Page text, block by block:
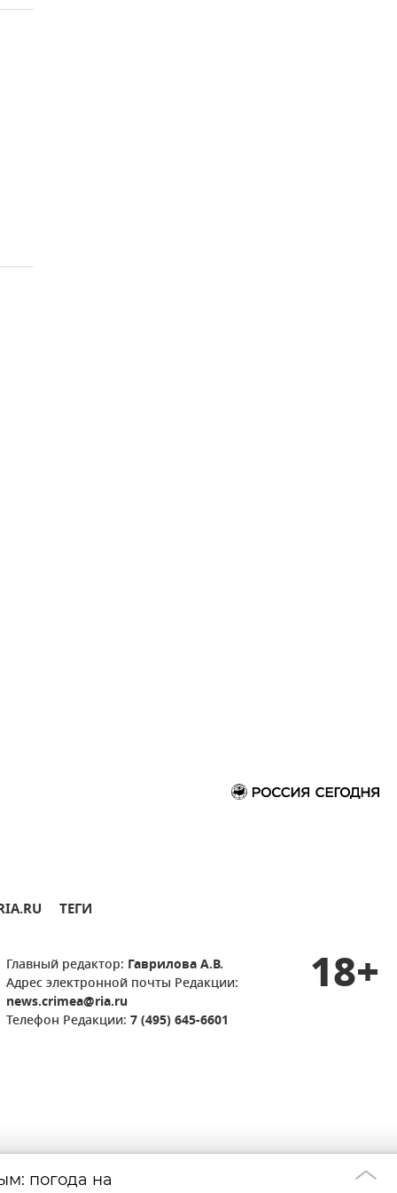
ТЕГИ
Главный редактор: Гаврилова А.В.
Адрес электронной почты Редакции:
news.crimea@ria.ru
Телефон Редакции: 7 (495) 645-6601
18+
погода на
Какой сегодня